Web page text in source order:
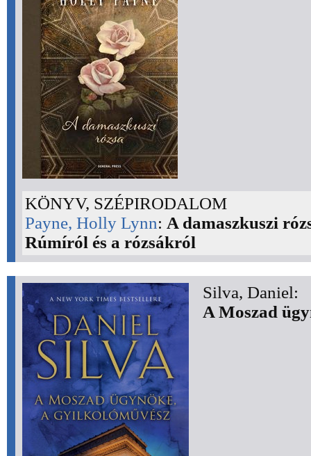
KÖNYV, SZÉPIRODALOM
Payne, Holly Lynn: A damaszkuszi
Rúmíról és a rózsákról
Silva, Daniel:
A Moszad